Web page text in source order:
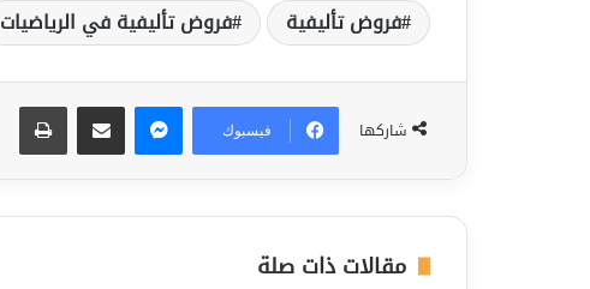
فروض تأليفية
فروض تأليفية في الرياضيات
شاركها فيسبوك
مقالات ذات صلة